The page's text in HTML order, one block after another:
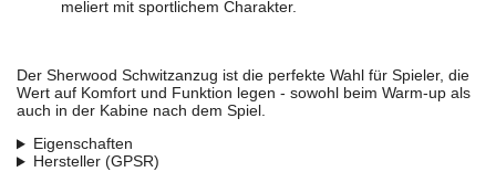
meliert mit sportlichem Charakter.
Der Sherwood Schwitzanzug ist die perfekte Wahl für Spieler, die
Wert auf Komfort und Funktion legen - sowohl beim Warm-up als
auch in der Kabine nach dem Spiel.
Eigenschaften
Hersteller (GPSR)